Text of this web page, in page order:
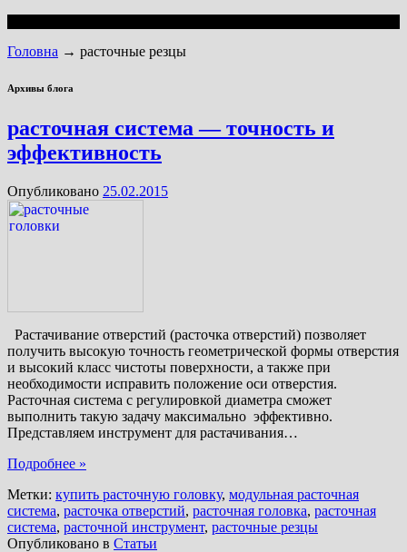
Головна → расточные резцы
Архивы блога
расточная система — точность и
эффективность
Опубликовано 25.02.2015
Растачивание отверстий (расточка отверстий) позволяет
получить высокую точность геометрической формы отверстия
и высокий класс чистоты поверхности, а также при
необходимости исправить положение оси отверстия.
Расточная система с регулировкой диаметра сможет
выполнить такую задачу максимально эффективно.
Представляем инструмент для растачивания…
Подробнее »
Метки: купить расточную головку, модульная расточная
система, расточка отверстий, расточная головка, расточная
система, расточной инструмент, расточные резцы
Опубликовано в Статьи